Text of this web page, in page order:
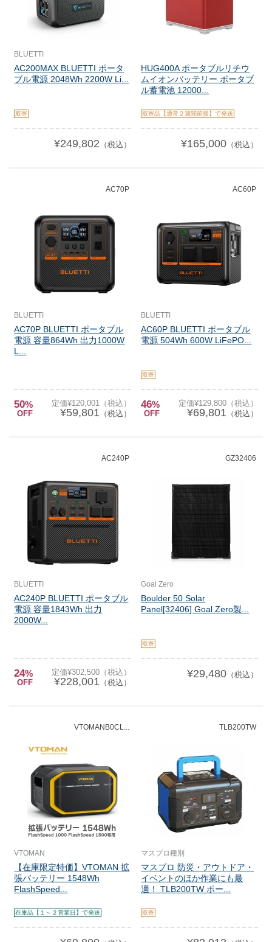
BLUETTI
AC200MAX BLUETTI ポータ
ブル電源 2048Wh 2200W Li...
取寄
¥249,802 （税込）
HUG400A ポータブルリチウ
ムイオンバッテリー ポータブ
ル蓄電池 12000...
取寄品【通常２週間前後】で発送
¥165,000（税込）
AC70P
BLUETTI
AC70P BLUETTI ポータブル
電源 容量864Wh 出力1000W
L...
50%
OFF
定価¥120,001（税込）
¥59,801 （税込）
AC60P
BLUETTI
AC60P BLUETTI ポータブル
電源 504Wh 600W LiFePO...
取寄
46%
OFF
定価¥129,800（税込）
¥69,801 （税込）
AC240P
BLUETTI
AC240P BLUETTI ポータブル
電源 容量1843Wh 出力
2000W...
24%
OFF
定価¥302,500（税込）
¥228,001 （税込）
GZ32406
Goal Zero
Boulder 50 Solar
Panel[32406] Goal Zero製...
取寄
¥29,480（税込）
VTOMANB0CL...
VTOMAN
【在庫限定特価】VTOMAN 拡
張バッテリー 1548Wh
FlashSpeed...
在庫品【１～２営業日】で発送
TLB200TW
マスプロ種別
マスプロ 防災・アウトドア・
イベントのほか作業にも最
適！ TLB200TW ポー...
取寄